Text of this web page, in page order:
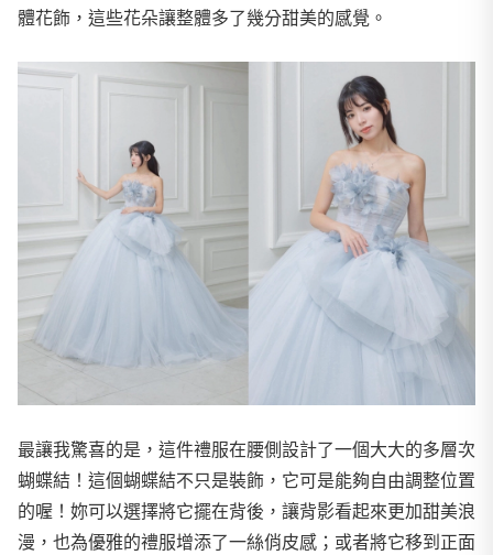
體花飾，這些花朵讓整體多了幾分甜美的感覺。
最讓我驚喜的是，這件禮服在腰側設計了一個大大的多層次
蝴蝶結！這個蝴蝶結不只是裝飾，它可是能夠自由調整位置
的喔！妳可以選擇將它擺在背後，讓背影看起來更加甜美浪
漫，也為優雅的禮服增添了一絲俏皮感；或者將它移到正面